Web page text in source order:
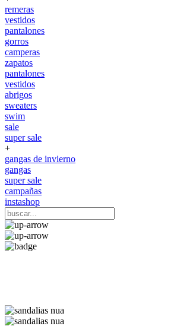
remeras
vestidos
pantalones
gorros
camperas
zapatos
pantalones
vestidos
abrigos
sweaters
swim
sale
super sale
+
gangas de invierno
gangas
super sale
campañas
instashop